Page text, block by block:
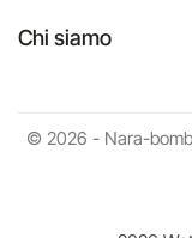
Chi siamo
© 2026 - Nara-